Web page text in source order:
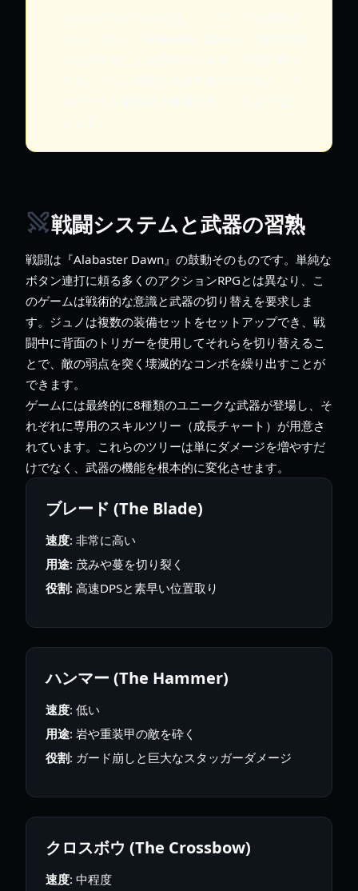
戦闘システムと武器の習熟
戦闘は『Alabaster Dawn』の鼓動そのものです。単純な
ボタン連打に頼る多くのアクションRPGとは異なり、こ
のゲームは戦術的な意識と武器の切り替えを要求しま
す。ジュノは複数の装備セットをセットアップでき、戦
闘中に背面のトリガーを使用してそれらを切り替えるこ
とで、敵の弱点を突く壊滅的なコンボを繰り出すことが
できます。
ゲームには最終的に8種類のユニークな武器が登場し、そ
れぞれに専用のスキルツリー（成長チャート）が用意さ
れています。これらのツリーは単にダメージを増やすだ
けでなく、武器の機能を根本的に変化させます。
ブレード (The Blade)
速度: 非常に高い
用途: 茂みや蔓を切り裂く
役割: 高速DPSと素早い位置取り
ハンマー (The Hammer)
速度: 低い
用途: 岩や重装甲の敵を砕く
役割: ガード崩しと巨大なスタッガーダメージ
クロスボウ (The Crossbow)
速度: 中程度